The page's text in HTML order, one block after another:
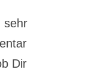
sehr
Dir